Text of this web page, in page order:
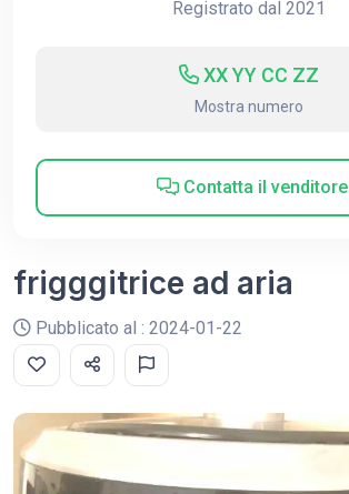
Registrato dal 2021
XX YY CC ZZ
Mostra numero
Contatta il venditore
frigggitrice ad aria
Pubblicato al : 2024-01-22